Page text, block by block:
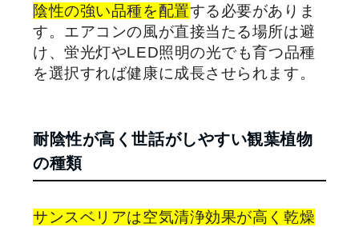
陰性の強い品種を配置する必要がありま
す。エアコンの風が直接当たる場所は避
け、蛍光灯やLED照明の光でも育つ品種
を選択すれば健康に成長させられます。
耐陰性が高く世話がしやすい観葉植物
の種類
サンスベリアは空気清浄効果が高く乾燥